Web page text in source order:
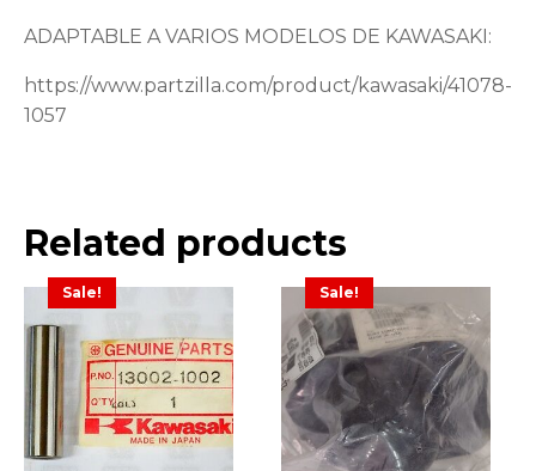
ADAPTABLE A VARIOS MODELOS DE KAWASAKI:
https://www.partzilla.com/product/kawasaki/41078-
1057
Related products
Sale! Sale!